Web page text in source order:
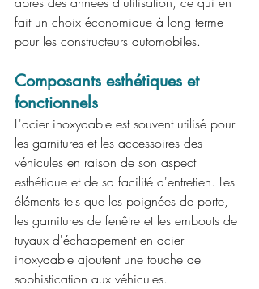
fait un choix économique à long terme
pour les constructeurs automobiles.
Composants esthétiques et
fonctionnels
L'acier inoxydable est souvent utilisé pour
les garnitures et les accessoires des
véhicules en raison de son aspect
esthétique et de sa facilité d'entretien. Les
éléments tels que les poignées de porte,
les garnitures de fenêtre et les embouts de
tuyaux d'échappement en acier
inoxydable ajoutent une touche de
sophistication aux véhicules.